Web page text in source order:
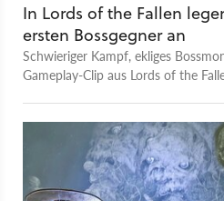
In Lords of the Fallen
ersten Bossgegner an
Schwieriger Kampf, ekliges
Gameplay-Clip aus Lords of the
Entwickler Hexworks zur
William Schubert hat Lords of the
gespielt und verrät euch in der
Spiel, das denselben Namen wie